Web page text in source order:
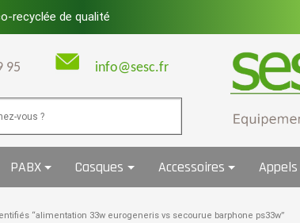
recyclée de qualité
89 95 info@sesc.fr
PABX Casques Accessoires
“alimentation 33w eurogeneris vs secourue barphone ps33w”